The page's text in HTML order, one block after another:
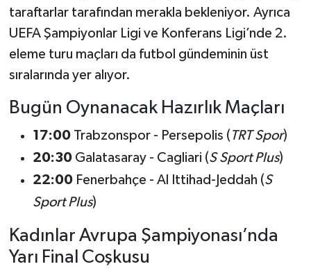
taraftarlar tarafından merakla bekleniyor. Ayrıca
UEFA Şampiyonlar Ligi ve Konferans Ligi’nde 2.
eleme turu maçları da futbol gündeminin üst
sıralarında yer alıyor.
Bugün Oynanacak Hazırlık Maçları
17:00Trabzonspor - Persepolis ( TRT Spor)
20:30Galatasaray - Cagliari (S Sport Plus)
22:00Fenerbahçe - Al Ittihad-Jeddah (S
Sport Plus)
Kadınlar Avrupa Şampiyonası’nda
Yarı Final Coşkusu